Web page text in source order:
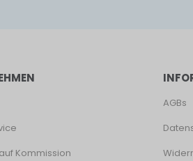
Kommission
AGBs